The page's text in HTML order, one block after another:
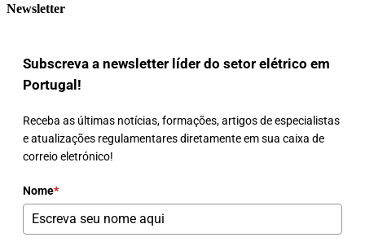
Newsletter
Subscreva a newsletter líder do setor elétrico em
Portugal!
Receba as últimas notícias, formações, artigos de especialistas
e atualizações regulamentares diretamente em sua caixa de
correio eletrónico!
Nome*